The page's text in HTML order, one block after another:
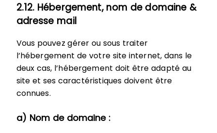
2.12. Hébergement, nom de domaine &
adresse mail
Vous pouvez gérer ou sous traiter
l’hébergement de votre site internet, dans le
deux cas, l’hébergement doit être adapté au
site et ses caractéristiques doivent être
connues.
a) Nom de domaine :